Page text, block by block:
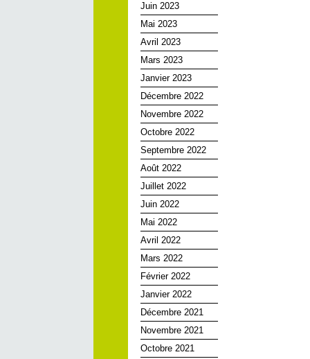
Juin 2023
Mai 2023
Avril 2023
Mars 2023
Janvier 2023
Décembre 2022
Novembre 2022
Octobre 2022
Septembre 2022
Août 2022
Juillet 2022
Juin 2022
Mai 2022
Avril 2022
Mars 2022
Février 2022
Janvier 2022
Décembre 2021
Novembre 2021
Octobre 2021